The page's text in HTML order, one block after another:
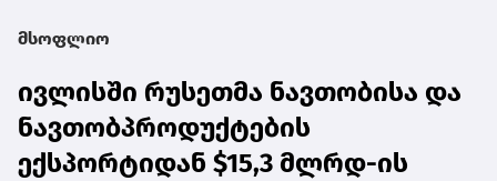
მსოფლიო
ივლისში რუსეთმა ნავთობისა და
ნავთობპროდუქტების
ექსპორტიდან $15,3 მლრდ-ის